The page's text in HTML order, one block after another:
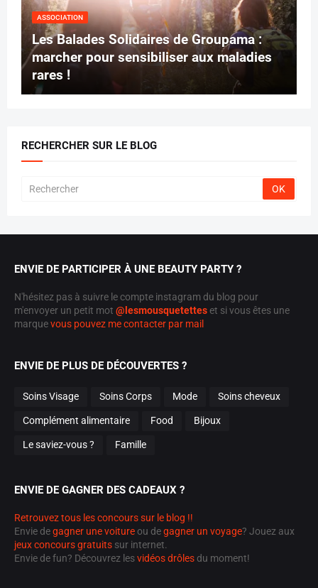
ASSOCIATION
Les Balades Solidaires de Groupama :
marcher pour sensibiliser aux maladies
rares !
RECHERCHER SUR LE BLOG
ENVIE DE PARTICIPER À UNE BEAUTY PARTY ?
N'hésitez pas à suivre le compte instagram du blog pour
m'envoyer un petit mot @lesmousquetetteset si vous êtes une
marquevous pouvez me contacter par mail
ENVIE DE PLUS DE DÉCOUVERTES ?
Soins Visage Soins Corps Mode Soins cheveux
Complément alimentaire Food Bijoux
Le saviez-vous ? Famille
ENVIE DE GAGNER DES CADEAUX ?
Retrouvez tous les concours sur le blog !!
Envie degagner une voiture ou degagner un voyage? Jouez aux
jeux concours gratuits sur internet.
Envie de fun? Découvrez lesvidéos drôles du moment!